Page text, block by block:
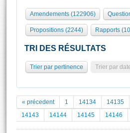
577 députés
Groupes politiques
Commissions et autres
Europe et International
Pétitions
Documents parlementaires
Projets de loi
Organisation de l'Assemblée
Présidence Conférence des
Statistiques et chiffres clés
Documents de référence
( Constitution | Règlement de
Visite virtuelle du palais
Assister à une séance
La Bibliothèque
Les archives
Amendements (122906)
Propositions (2244) Rapports
TRI DES RÉSULTATS
Trier par pertinence Trier par
« précedent 1 14134 14135
14143
14144 14145 14146